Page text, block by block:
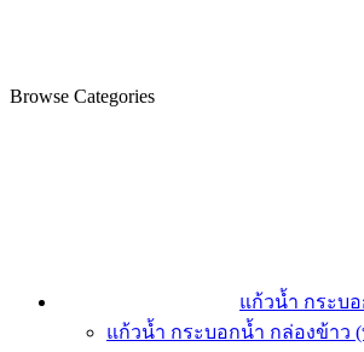
Browse Categories
แก้วน้ำ กระบ
แก้วน้ำ กระบอกน้ำ กล่องข้าว